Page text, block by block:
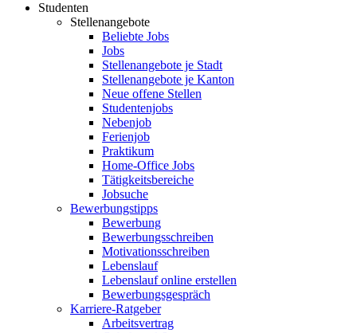
Studenten
Stellenangebote
Beliebte Jobs
Jobs
Stellenangebote je Stadt
Stellenangebote je Kanton
Neue offene Stellen
Studentenjobs
Nebenjob
Ferienjob
Praktikum
Home-Office Jobs
Tätigkeitsbereiche
Jobsuche
Bewerbungstipps
Bewerbung
Bewerbungsschreiben
Motivationsschreiben
Lebenslauf
Lebenslauf online erstellen
Bewerbungsgespräch
Karriere-Ratgeber
Arbeitsvertrag